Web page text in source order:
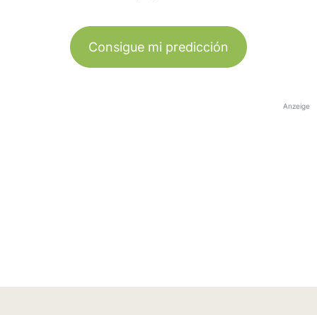
Consigue mi predicción
Anzeige